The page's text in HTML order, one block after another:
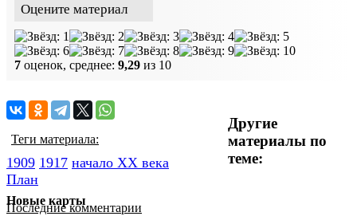
Оцените материал
7 оценок, среднее: 9,29 из 10
Другие
материалы по
теме:
Теги материала:
1909 1917 начало ХХ века
План
Последние комментарии
Новые карты